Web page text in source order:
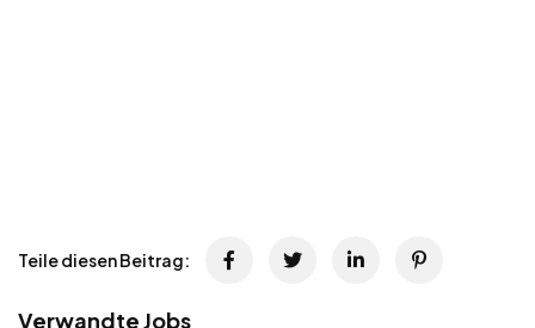
Teile diesen Beitrag:
Verwandte Jobs